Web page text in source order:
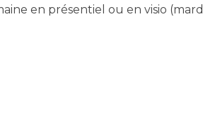
en présentiel ou en visio